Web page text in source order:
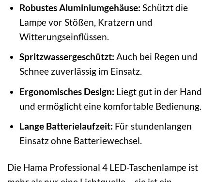
Robustes Aluminiumgehäuse: Schützt die
Lampe vor Stößen, Kratzern und
Witterungseinflüssen.
Spritzwassergeschützt: Auch bei Regen und
Schnee zuverlässig im Einsatz.
Ergonomisches Design: Liegt gut in der Hand
und ermöglicht eine komfortable Bedienung.
Lange Batterielaufzeit: Für stundenlangen
Einsatz ohne Batteriewechsel.
Die Hama Professional 4 LED-Taschenlampe ist